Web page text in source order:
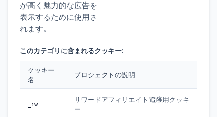
が高く魅力的な広告を
表示するために使用さ
れます。
このカテゴリに含まれるクッキー:
クッキー
名
プロジェクトの説明
_rw
リワードアフィリエイト追跡用クッキ
ー